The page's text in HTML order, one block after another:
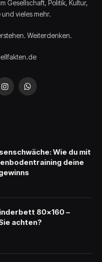
Gesellschaft, Politik, Kultur,
vieles mehr.
Weiterdenken.
InstagramWhatsApp
Wie du mit
deine
80×160 –
achten?